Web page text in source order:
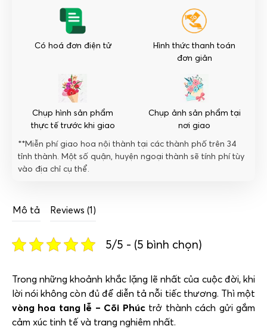
Có hoá đơn điện tử
Hình thức thanh toán
đơn giản
Chụp hình sản phẩm
thực tế trước khi giao
Chụp ảnh sản phẩm tại
nơi giao
**Miễn phí giao hoa nội thành tại các thành phố trên 34
tỉnh thành. Một số quận, huyện ngoại thành sẽ tính phí tùy
vào địa chỉ cụ thể.
Mô tả Reviews (1)
5/5 - (5 bình chọn)
Trong những khoảnh khắc lặng lẽ nhất của cuộc đời, khi
lời nói không còn đủ để diễn tả nỗi tiếc thương. Thì một
vòng hoa tang lễ – Cõi Phúc trở thành cách gửi gắm
cảm xúc tinh tế và trang nghiêm nhất.